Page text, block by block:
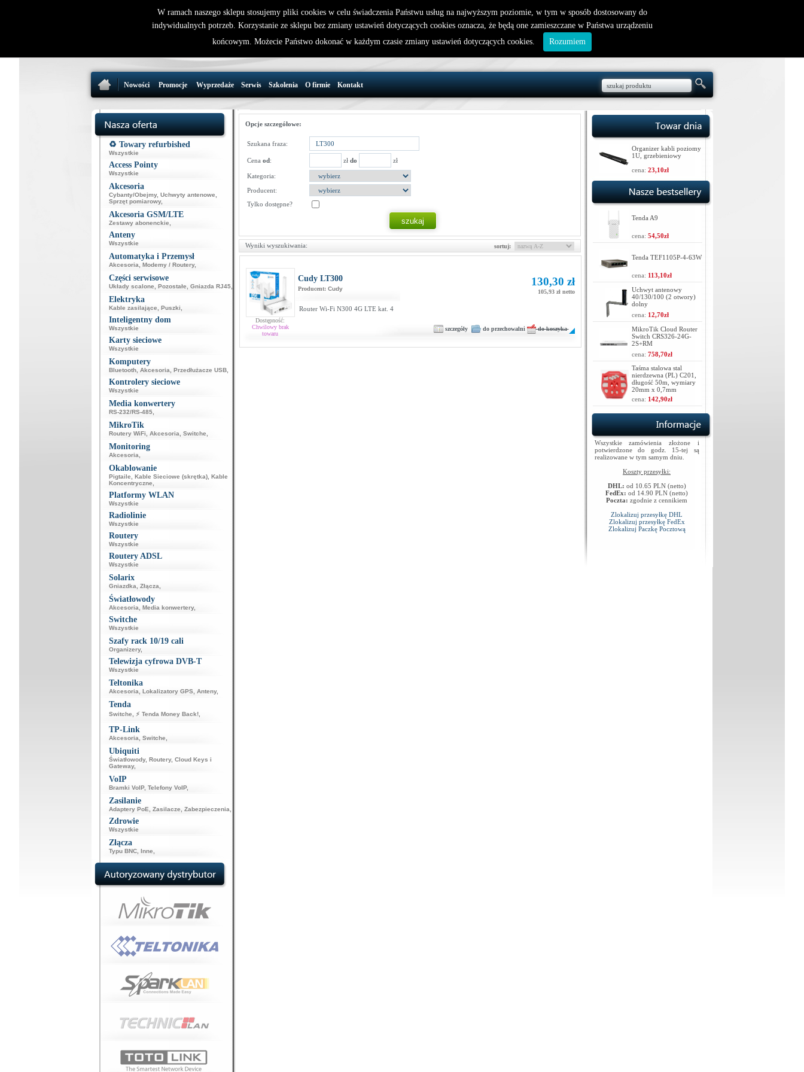
nowy klient
32 721 86 72
support@wirelesslan.com.pl
W koszyku jest 0 produktów(y)
Nowości Promocje Wyprzedaże Serwis Szkolenia O firmie Kontakt
♻️ Towary refurbished
Wszystkie
Access Pointy
Wszystkie
Akcesoria
Cybanty/Obejmy, Uchwyty antenowe
Sprzęt pomiarowy,
Akcesoria GSM/LTE
Zestawy abonenckie
Anteny
Wszystkie
Automatyka i Przemysł
Akcesoria Modemy / Routery,
Części serwisowe
Układy scalone Pozostałe Gniazda RJ45,
Elektryka
Kable zasilające Puszki
Inteligentny dom
Wszystkie
Karty sieciowe
Wszystkie
Komputery
Bluetooth, Akcesoria Przedłużacze USB,
Kontrolery sieciowe
Wszystkie
Media konwertery
RS-232/RS-485,
MikroTik
Routery WiFi Akcesoria Switche
Monitoring
Akcesoria
Okablowanie
Pigtaile Kable Sieciowe (skrętka), Kable
Koncentryczne
Platformy WLAN
Wszystkie
Radiolinie
Wszystkie
Routery
Wszystkie
Routery ADSL
Wszystkie
Solarix
Gniazdka Złącza
Światłowody
Akcesoria Media konwertery,
Switche
Wszystkie
Szafy rack 10/19 cali
Organizery,
Telewizja cyfrowa DVB-T
Wszystkie
Teltonika
Akcesoria Lokalizatory GPS, Anteny,
Tenda
Switche ⚡ Tenda Money Back!,
TP-Link
Akcesoria Switche
Ubiquiti
Światłowody, Routery, Cloud Keys i
Gateway,
VoIP
Bramki VoIP, Telefony VoIP,
Zasilanie
Adaptery PoE Zasilacze Zabezpieczenia
Zdrowie
Wszystkie
Złącza
Typu BNC, Inne
Opcje szczegółowe:
Szukana fraza:
Cena od: zł do zł
Kategoria:
Producent:
Tylko dostępne?
Wyniki wyszukiwania: sortuj:
Dostępność:
Chwilowy brak
towaru
Cudy LT300
Producent: Cudy
130,30 zł
105,93 zł netto
Router Wi-Fi N300 4G LTE kat. 4
szczegóły do przechowalni do koszyka
Organizer kabli poziomy
1U, grzebieniowy
cena: 23,10zł
Tenda A9
cena: 54,50zł
Tenda TEF1105P-4-63W
cena: 113,10zł
Uchwyt antenowy
40/130/100 (2 otwory)
dolny
cena: 12,70zł
MikroTik Cloud Router
Switch CRS326-24G-
2S+RM
cena: 758,70zł
Taśma stalowa stal
nierdzewna (PL) C201,
długość 50m, wymiary
20mm x 0,7mm
cena: 142,90zł
Wszystkie zamówienia złożone i
potwierdzone do godz. 15-tej są
realizowane w tym samym dniu.
Koszty przesyłki:
DHL: od 10.65 PLN (netto)
FedEx: od 14.90 PLN (netto)
Poczta: zgodnie z cennikiem
Zlokalizuj przesyłkę DHL
Zlokalizuj przesyłkę FedEx
Zlokalizuj Paczkę Pocztową
W ramach naszego sklepu stosujemy pliki cookies w celu świadczenia Państwu usług na najwyższym poziomie, w tym w sposób dostosowany do
indywidualnych potrzeb. Korzystanie ze sklepu bez zmiany ustawień dotyczących cookies oznacza, że będą one zamieszczane w Państwa urządzeniu
końcowym. Możecie Państwo dokonać w każdym czasie zmiany ustawień dotyczących cookies.
Rozumiem